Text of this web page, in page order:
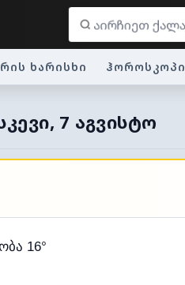
ხარისხი ჰოროსკოპი
7 ᲐᲒᲕᲘᲡᲢᲝ
16°